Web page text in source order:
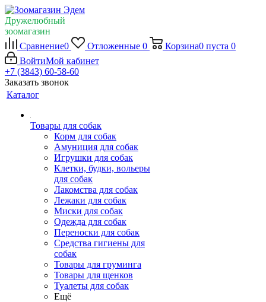
Дружелюбный
зоомагазин
Сравнение0 Отложенные 0 Корзина0 пуста 0
ВойтиМой кабинет
+7 (3843) 60-58-60
Заказать звонок
Каталог
Товары для собак
Корм для собак
Амуниция для собак
Игрушки для собак
Клетки, будки, вольеры
для собак
Лакомства для собак
Лежаки для собак
Миски для собак
Одежда для собак
Переноски для собак
Средства гигиены для
собак
Товары для груминга
Товары для щенков
Туалеты для собак
Ещё